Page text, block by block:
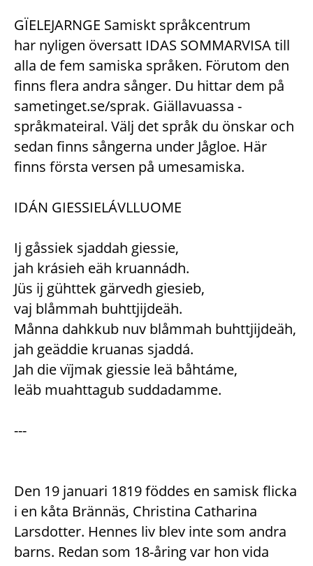
GÏELEJARNGE Samiskt språkcentrum
har nyligen översatt IDAS SOMMARVISA till
alla de fem samiska språken. Förutom den
finns flera andra sånger. Du hittar dem på
sametinget.se/sprak. Giällavuassa -
språkmateiral. Välj det språk du önskar och
sedan finns sångerna under Jågloe. Här
finns första versen på umesamiska.
IDÁN GIESSIELÁVLLUOME
Ij gåssiek sjaddah giessie,
jah krásieh eäh kruannádh.
Jüs ij gühttek gärvedh giesieb,
vaj blåmmah buhttjijdeäh.
Månna dahkkub nuv blåmmah buhttjijdeäh,
jah geäddie kruanas sjaddá.
Jah die vïjmak giessie leä båhtáme,
leäb muahttagub suddadamme.
---
Den 19 januari 1819 föddes en samisk flicka
i en kåta Brännäs, Christina Catharina
Larsdotter. Hennes liv blev inte som andra
barns. Redan som 18-åring var hon vida